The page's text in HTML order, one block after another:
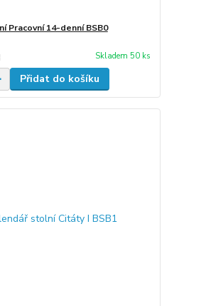
Pracovní 14-denní BSB0
Skladem 50 ks
Přidat do košíku